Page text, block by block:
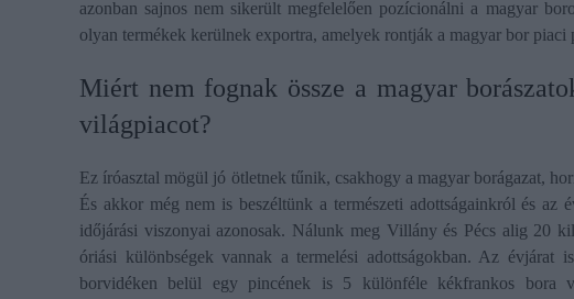
azonban sajnos nem sikerült megfelelően pozícionálni a magyar
olyan termékek kerülnek exportra, amelyek rontják a magyar bor piaci
​Miért nem fognak össze a magyar
világpiacot?
Ez íróasztal mögül jó ötletnek tűnik, csakhogy a magyar borágazat,
És akkor még nem is beszéltünk a természeti adottságainkról és az
időjárási viszonyai azonosak. Nálunk meg Villány és Pécs alig 20
óriási különbségek vannak a termelési adottságokban. Az
borvidéken belül egy pincének is 5 különféle kékfrankos